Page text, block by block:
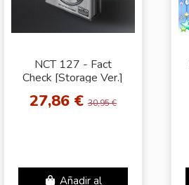
NCT 127 - Fact
Check [Storage Ver.]
27,86 € 30,95 €
Añadir al